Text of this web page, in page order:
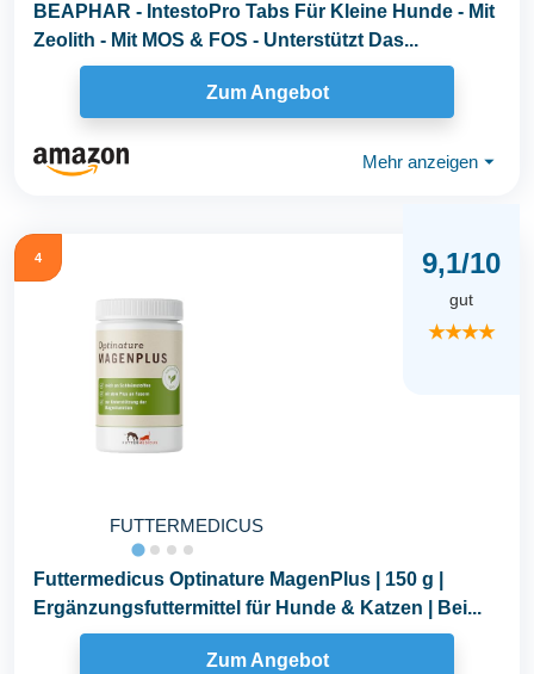
BEAPHAR - IntestoPro Tabs Für Kleine Hunde - Mit
Zeolith - Mit MOS & FOS - Unterstützt Das...
Zum Angebot
Mehr anzeigen ⏷
4
FUTTERMEDICUS
9,1/10
gut
★★★★
Futtermedicus Optinature MagenPlus | 150 g |
Ergänzungsfuttermittel für Hunde & Katzen | Bei...
Zum Angebot